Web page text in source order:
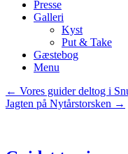
Presse
Galleri
Kyst
Put & Take
Gæstebog
Menu
indlægs
navigation
← Vores guider deltog i
Jagten på Nytårstorsken →